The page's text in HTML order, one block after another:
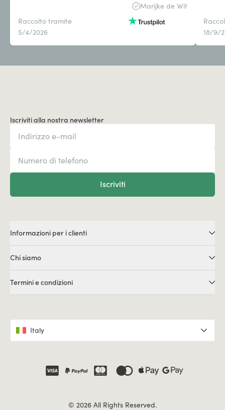
Marijke de Wit
Raccolto tramite
5/4/2026
18/9/
Iscriviti alla nostra newsletter
Iscriviti
© 2026 All Rights Reserved.
Informazioni per i clienti
Chi siamo
Termini e condizioni
Italy